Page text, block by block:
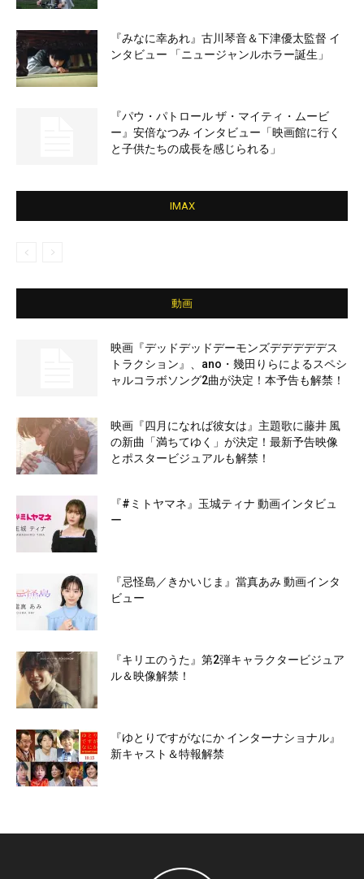
『みなに幸あれ』古川琴音＆下津優太監督 イ
ンタビュー 「ニュージャンルホラー誕生」
『パウ・パトロール ザ・マイティ・ムービ
ー』安倍なつみ インタビュー「映画館に行く
と子供たちの成長を感じられる」
IMAX
動画
映画『デッドデッドデーモンズデデデデデス
トラクション』、ano・幾田りらによるスペシ
ャルコラボソング2曲が決定！本予告も解禁！
映画『四月になれば彼女は』主題歌に藤井 風
の新曲「満ちてゆく」が決定！最新予告映像
とポスタービジュアルも解禁！
『#ミトヤマネ』玉城ティナ 動画インタビュ
ー
『忌怪島／きかいじま』當真あみ 動画インタ
ビュー
『キリエのうた』第2弾キャラクタービジュア
ル＆映像解禁！
『ゆとりですがなにか インターナショナル』
新キャスト＆特報解禁